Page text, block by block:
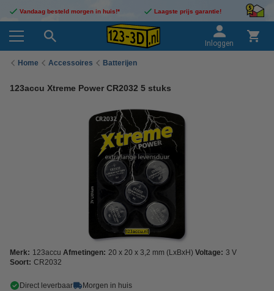
Vandaag besteld morgen in huis!* Laagste prijs garantie!
Inloggen
Home Accessoires Batterijen
123accu Xtreme Power CR2032 5 stuks
Merk: 123accu Afmetingen: 20 x 20 x 3,2 mm (LxBxH) Voltage: 3 V
Soort: CR2032
Direct leverbaar Morgen in huis